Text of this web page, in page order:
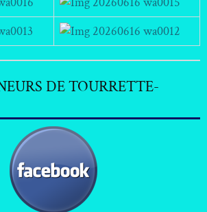
DE TOURRETTE-